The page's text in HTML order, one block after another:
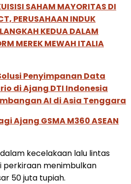
SAHAM MAYORITAS DI
PERUSAHAAN INDUK
KEDUA DALAM
MEREK MEWAH ITALIA
Penyimpanan Data
di Ajang DTI Indonesia
AI di Asia Tenggara
Ajang GSMA M360 ASEAN
kecelakaan lalu lintas
perkiraan menimbulkan
50 juta tupiah.